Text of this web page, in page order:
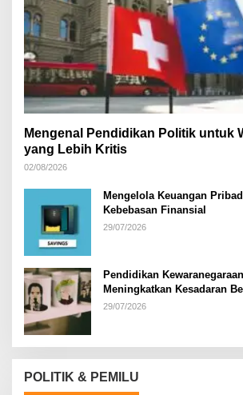
Mengenal Pendidikan Politik untuk
yang Lebih Kritis
02/08/2026
Mengelola Keuangan
Kebebasan Finansial
29/07/2026
Pendidikan
Meningkatkan Kesadaran
Bernegara di…
29/07/2026
POLITIK & PEMILU